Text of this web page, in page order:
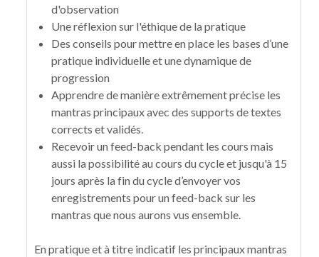
d'observation
Une réflexion sur l'éthique de la pratique
Des conseils pour mettre en place les bases d’une
pratique individuelle et une dynamique de
progression
Apprendre de manière extrêmement précise les
mantras principaux avec des supports de textes
corrects et validés.
Recevoir un feed-back pendant les cours mais
aussi la possibilité au cours du cycle et jusqu'à 15
jours après la fin du cycle d’envoyer vos
enregistrements pour un feed-back sur les
mantras que nous aurons vus ensemble.
En pratique et à titre indicatif les principaux mantras